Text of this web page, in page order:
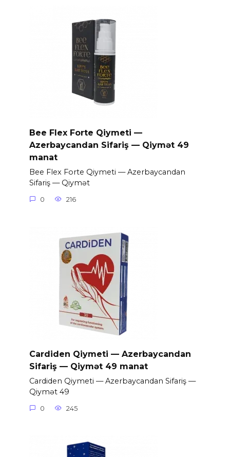
Bee Flex Forte Qiymeti —
Azerbaycandan Sifariş — Qiymət 49
manat
Bee Flex Forte Qiymeti — Azerbaycandan
Sifariş — Qiymət
0 216
Cardiden Qiymeti — Azerbaycandan
Sifariş — Qiymət 49 manat
Cardiden Qiymeti — Azerbaycandan Sifariş —
Qiymət 49
0 245